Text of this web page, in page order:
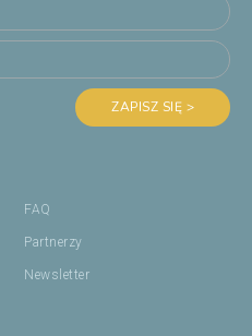
ZAPISZ SIĘ >
FAQ
Partnerzy
Newsletter